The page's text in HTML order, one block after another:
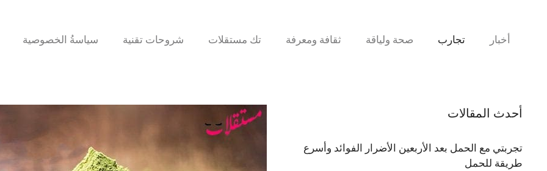
أخبار تجارب صحة ولياقة ثقافة ومعرفة تك مستقلات شروحات تقنية سياسةُ الخصوصية
أحدث المقالات
تجربتي مع الحمل بعد الأربعين الأضرار الفوائد وأسرع
طريقة للحمل